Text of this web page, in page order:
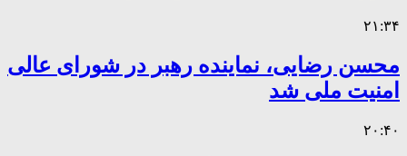
۲۱:۳۴
محسن رضایی، نماینده رهبر در شورای عالی
امنیت ملی شد
۲۰:۴۰